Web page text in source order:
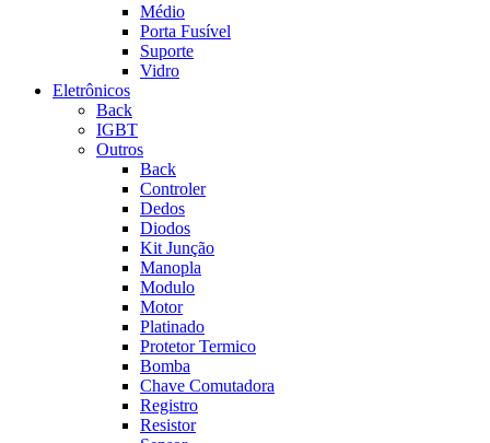
Médio
Porta Fusível
Suporte
Vidro
Eletrônicos
Back
IGBT
Outros
Back
Controler
Dedos
Diodos
Kit Junção
Manopla
Modulo
Motor
Platinado
Protetor Termico
Bomba
Chave Comutadora
Registro
Resistor